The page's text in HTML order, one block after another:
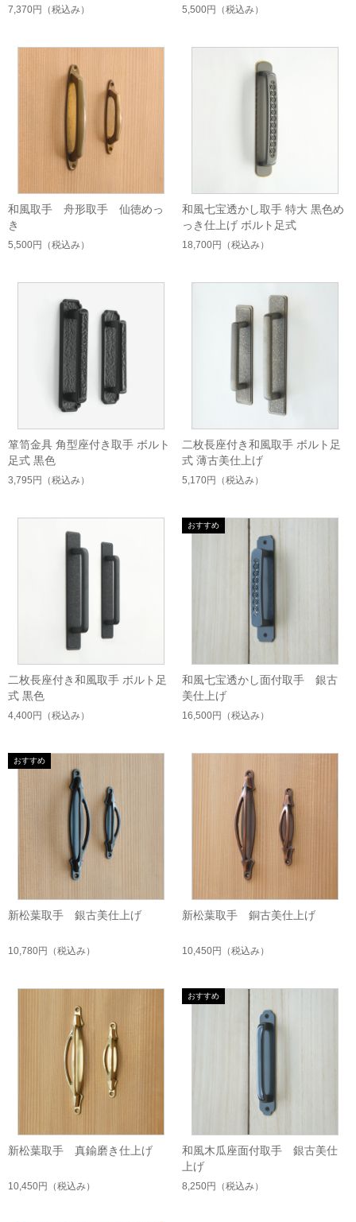
7,370円 （税込み） 5,500円 （税込み）
和風取手 舟形取手 仙徳めっ
き
5,500円 （税込み）
和風七宝透かし取手 特大 黒色め
っき仕上げ ボルト足式
18,700円 （税込み）
箪笥金具 角型座付き取手 ボルト
足式 黒色
3,795円 （税込み）
二枚長座付き和風取手 ボルト足
式 薄古美仕上げ
5,170円 （税込み）
二枚長座付き和風取手 ボルト足
式 黒色
4,400円 （税込み）
和風七宝透かし面付取手 銀古
美仕上げ
16,500円 （税込み）
新松葉取手 銀古美仕上げ
10,780円 （税込み）
新松葉取手 銅古美仕上げ
10,450円 （税込み）
新松葉取手 真鍮磨き仕上げ
10,450円 （税込み）
和風木瓜座面付取手 銀古美仕
上げ
8,250円 （税込み）